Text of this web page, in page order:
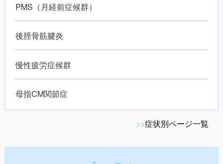
PMS（月経前症候群）
後脛骨筋腱炎
慢性疲労症候群
母指CM関節症
>>症状別ページ一覧